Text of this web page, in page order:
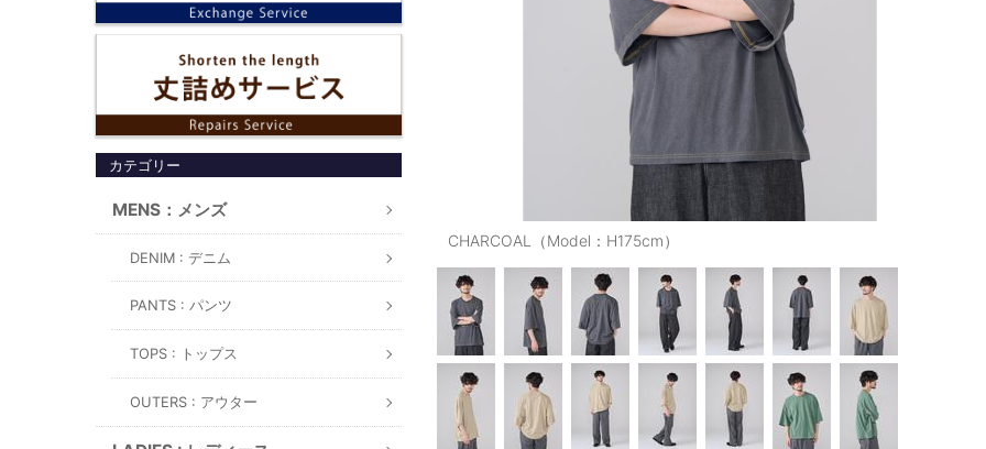
カテゴリー
MENS：メンズ
DENIM : デニム
PANTS : パンツ
TOPS : トップス
OUTERS : アウター
CHARCOAL（Model：H175cm）